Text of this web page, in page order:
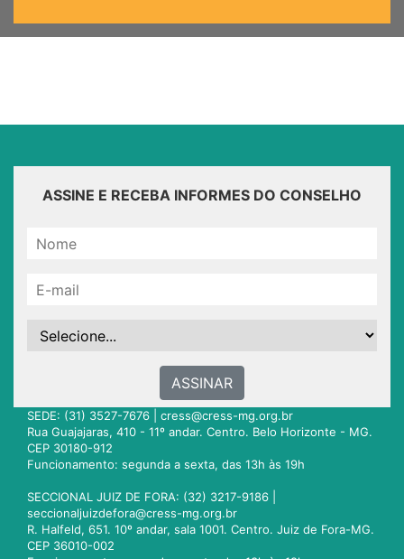
ASSINE E RECEBA INFORMES DO CONSELHO
ASSINAR
SEDE: (31) 3527-7676 | cress@cress-mg.org.br
Rua Guajajaras, 410 - 11º andar. Centro. Belo Horizonte - MG.
CEP 30180-912
Funcionamento: segunda a sexta, das 13h às 19h
SECCIONAL JUIZ DE FORA: (32) 3217-9186 |
seccionaljuizdefora@cress-mg.org.br
R. Halfeld, 651. 10º andar, sala 1001. Centro. Juiz de Fora-MG.
CEP 36010-002